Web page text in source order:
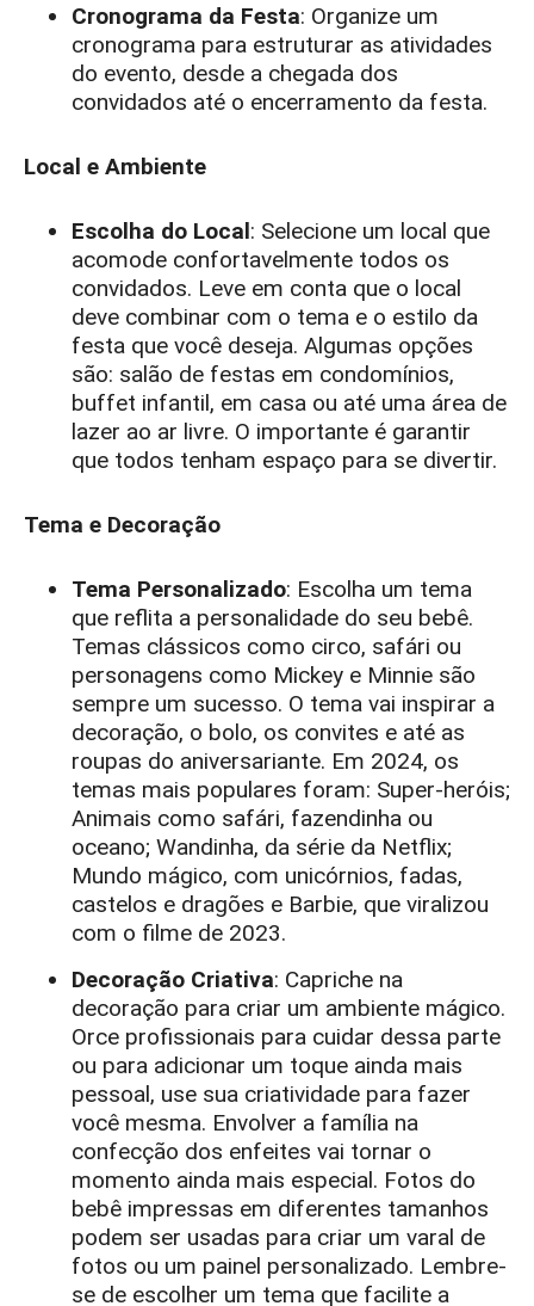
Cronograma da Festa: Organize um
cronograma para estruturar as atividades
do evento, desde a chegada dos
convidados até o encerramento da festa.
Local e Ambiente
Escolha do Local: Selecione um local que
acomode confortavelmente todos os
convidados. Leve em conta que o local
deve combinar com o tema e o estilo da
festa que você deseja. Algumas opções
são: salão de festas em condomínios,
buffet infantil, em casa ou até uma área de
lazer ao ar livre. O importante é garantir
que todos tenham espaço para se divertir.
Tema e Decoração
Tema Personalizado: Escolha um tema
que reflita a personalidade do seu bebê.
Temas clássicos como circo, safári ou
personagens como Mickey e Minnie são
sempre um sucesso. O tema vai inspirar a
decoração, o bolo, os convites e até as
roupas do aniversariante. Em 2024, os
temas mais populares foram: Super-heróis;
Animais como safári, fazendinha ou
oceano; Wandinha, da série da Netflix;
Mundo mágico, com unicórnios, fadas,
castelos e dragões e Barbie, que viralizou
com o filme de 2023.
Decoração Criativa: Capriche na
decoração para criar um ambiente mágico.
Orce profissionais para cuidar dessa parte
ou para adicionar um toque ainda mais
pessoal, use sua criatividade para fazer
você mesma. Envolver a família na
confecção dos enfeites vai tornar o
momento ainda mais especial. Fotos do
bebê impressas em diferentes tamanhos
podem ser usadas para criar um varal de
fotos ou um painel personalizado. Lembre-
se de escolher um tema que facilite a